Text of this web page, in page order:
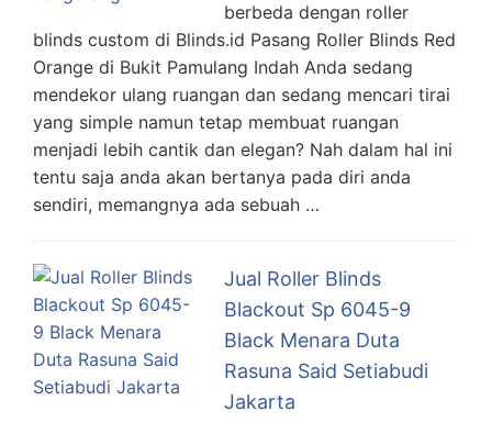
berbeda dengan roller
blinds custom di Blinds.id Pasang Roller Blinds Red
Orange di Bukit Pamulang Indah Anda sedang
mendekor ulang ruangan dan sedang mencari tirai
yang simple namun tetap membuat ruangan
menjadi lebih cantik dan elegan? Nah dalam hal ini
tentu saja anda akan bertanya pada diri anda
sendiri, memangnya ada sebuah …
Jual Roller Blinds
Blackout Sp 6045-9
Black Menara Duta
Rasuna Said Setiabudi
Jakarta